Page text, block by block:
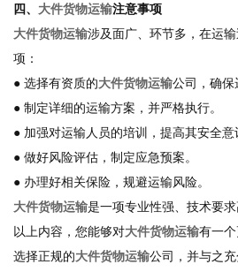
四、 大件货物运输注意事项
大件货物运输涉及面广、环节多，在运
项：
● 选择有资质的大件货物运输公司，确保
● 制定详细的运输方案，并严格执行。
● 加强对运输人员的培训，提高其安全意
● 做好风险评估，制定应急预案。
● 办理好相关保险，规避运输风险。
大件货物运输是一项专业性强、技术要
以上内容，您能够对大件货物运输有一个
选择正规的大件货物运输公司，并与之